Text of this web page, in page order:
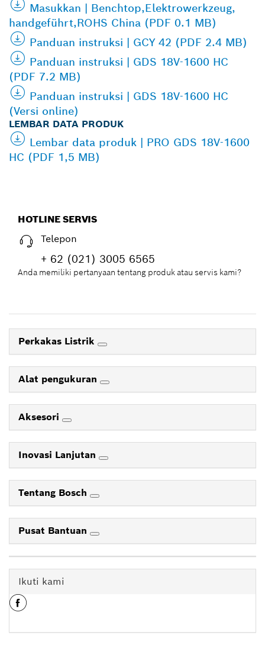
Masukkan | Benchtop,Elektrowerkzeug,
handgeführt,ROHS China (PDF 0.1 MB)
Panduan instruksi | GCY 42 (PDF 2.4 MB)
Panduan instruksi | GDS 18V-1600 HC
(PDF 7.2 MB)
Panduan instruksi | GDS 18V-1600 HC
(Versi online)
LEMBAR DATA PRODUK
Lembar data produk | PRO GDS 18V-1600
HC (PDF 1,5 MB)
HOTLINE SERVIS
Telepon
+ 62 (021) 3005 6565
Anda memiliki pertanyaan tentang produk atau servis kami?
Perkakas Listrik
Alat pengukuran
Aksesori
Inovasi Lanjutan
Tentang Bosch
Pusat Bantuan
Ikuti kami